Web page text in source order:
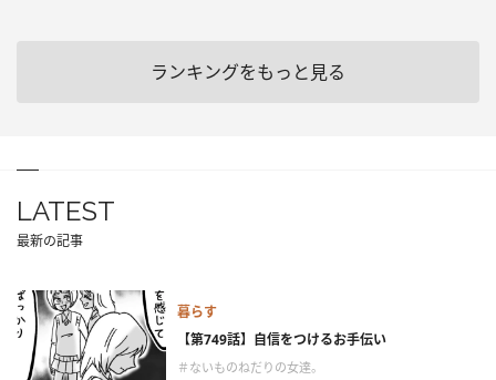
ランキングをもっと見る
LATEST
最新の記事
暮らす
【第749話】自信をつけるお手伝い
＃ないものねだりの女達。